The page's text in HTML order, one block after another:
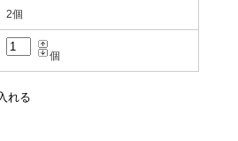
なります。
ので、ご了承の程よろしく
がありました」
2個
個